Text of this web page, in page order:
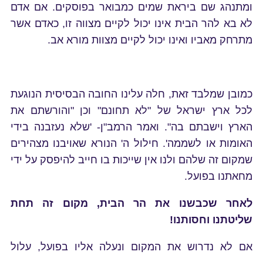
ומתנהג שם ביראת שמים כמבואר בפוסקים. אם אדם
לא בא להר הבית אינו יכול לקיים מצווה זו, כאדם אשר
מתרחק מאביו ואינו יכול לקיים מצוות מורא אב.
כמובן שמלבד זאת, חלה עלינו החובה הבסיסית הנוגעת
לכל ארץ ישראל של "לא תחונם" וכן "והורשתם את
הארץ וישבתם בה". ואמר הרמב"ן- 'שלא נעזבנה בידי
האומות או לשממה'. חילול ה' הנורא שאויבנו מצהירים
שמקום זה שלהם ולנו אין שייכות בו חייב להיפסק על ידי
מחאתנו בפועל.
לאחר שכבשנו את הר הבית, מקום זה תחת
שליטתנו וחסותנו!
אם לא נדרוש את המקום ונעלה אליו בפועל, עלול